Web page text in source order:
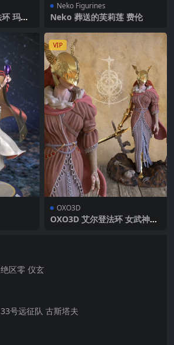
玛莉
Neko Figurines
Neko 葬送的芙莉莲 费伦
VIP
OXO3D
OXO3D 艾尔登法环 女武神玛
区零 仪玄
号远征队 古斯塔夫